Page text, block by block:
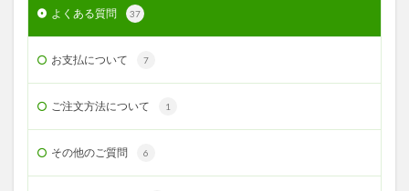
よくある質問 37
お支払について 7
ご注文方法について 1
その他のご質問 6